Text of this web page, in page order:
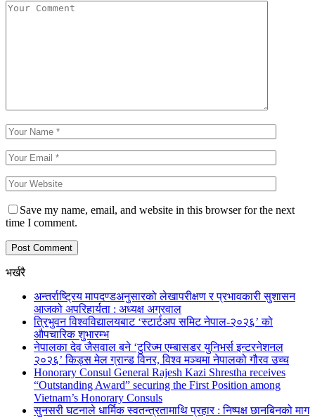
Save my name, email, and website in this browser for the next
time I comment.
भर्खरै
अन्तर्राष्ट्रिय मापदण्डअनुसारको लेखापरीक्षण र प्रभावकारी सुशासन
आजको अपरिहार्यता : अध्यक्ष अग्रवाल
त्रिभुवन विश्वविद्यालयबाट ‘स्टार्टअप समिट नेपाल-२०२६’ को
औपचारिक शुभारम्भ
नेपालका देव जैसवाल बने ‘टुरिज्म एम्बासडर युनिभर्स इन्टरनेशनल
२०२६’ किड्स मेल ग्रान्ड विनर, विश्व मञ्चमा नेपालको गौरव उच्च
Honorary Consul General Rajesh Kazi Shrestha receives
“Outstanding Award” securing the First Position among
Vietnam’s Honorary Consuls
सुनसरी घटनाले धार्मिक स्वतन्त्रतामाथि प्रहार : निष्पक्ष छानबिनको माग